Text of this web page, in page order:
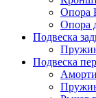
Опора
Опора
Подвеска
Подвеска